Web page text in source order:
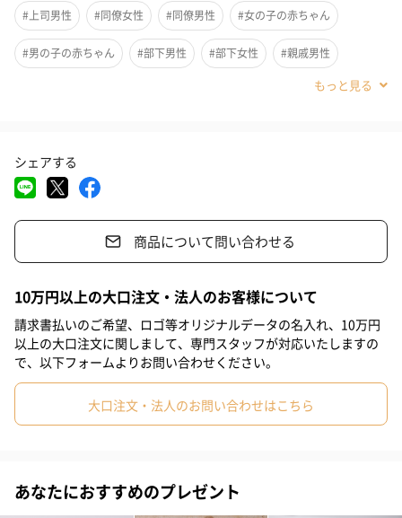
スタイとガーゼハンカチ2枚が入ったお手軽なギフトセットです。
使う頻度の高いものだから何枚あっても助かり、お母さん・お父
さんにも喜ばれます。
ゼントにおすすめ。
お手入れについて
〇初めのうち多少の色落ちは避けられませんので、淡・白物と一
緒の洗濯は避けてください。
〇洗濯の後、多少の縮みが発生することがあります。
〇洗濯後は積み重ねて放置することなく、形を整えて干してくだ
さい。
〇淡色のものは、蛍光増白剤のご使用はお避け下さい。
#上司男性 #同僚女性 #同僚男性 #女の子の赤ちゃん
#男の子の赤ちゃん #部下男性 #部下女性 #親戚男性
#40代
シェアする
商品について問い合わせる
10万円以上の大口注文・法人のお客様について
請求書払いのご希望、ロゴ等オリジナルデータの名入れ、10万円
以上の大口注文に関しまして、専門スタッフが対応いたしますの
で、以下フォームよりお問い合わせください。
大口注文・法人のお問い合わせはこちら
あなたにおすすめのプレゼント